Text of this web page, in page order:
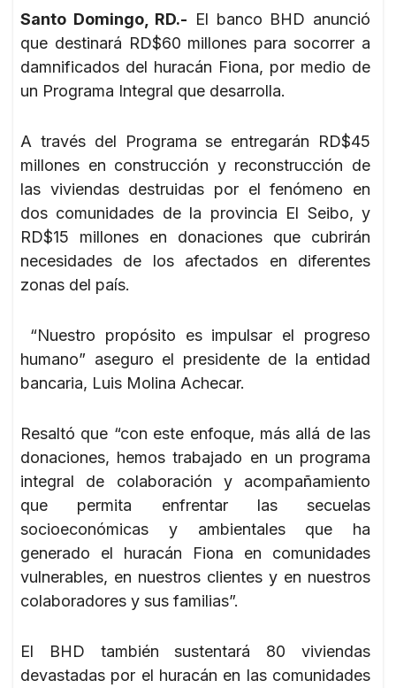
Santo Domingo, RD.- El banco BHD anunció
que destinará RD$60 millones para socorrer a
damnificados del huracán Fiona, por medio de
un Programa Integral que desarrolla.
A través del Programa se entregarán RD$45
millones en construcción y reconstrucción de
las viviendas destruidas por el fenómeno en
dos comunidades de la provincia El Seibo, y
RD$15 millones en donaciones que cubrirán
necesidades de los afectados en diferentes
zonas del país.
“Nuestro propósito es impulsar el progreso
humano” aseguro el presidente de la entidad
bancaria, Luis Molina Achecar.
Resaltó que “con este enfoque, más allá de las
donaciones, hemos trabajado en un programa
integral de colaboración y acompañamiento
que permita enfrentar las secuelas
socioeconómicas y ambientales que ha
generado el huracán Fiona en comunidades
vulnerables, en nuestros clientes y en nuestros
colaboradores y sus familias”.
El BHD también sustentará 80 viviendas
devastadas por el huracán en las comunidades